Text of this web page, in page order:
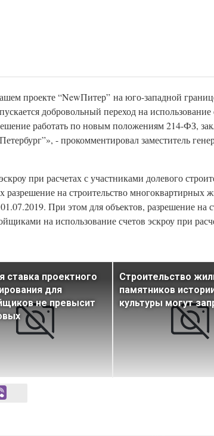
проекте “NewПитер” на юго-западной
добровольный переход на использование
работать по новым положениям 214-ФЗ,
- прокомментировал заместитель
при расчетах с участниками долевого
на строительство многоквартирных
При этом для объектов, разрешение на
на использование счетов эскроу при
ставка проектного
для
не превысит
Строительство
памятников
культуры могут